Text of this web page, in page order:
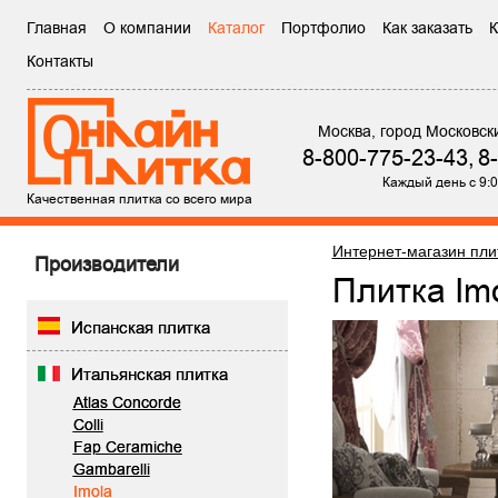
Главная О компании Каталог Портфолио Как заказать
Контакты
Качественная плитка со всего мира
Москва, город
8-800-775-23-43,
Каждый день с
Производители
Испанская плитка
Итальянская плитка
Atlas Concorde
Colli
Fap Ceramiche
Gambarelli
Imola
Интернет-магазин
Плитка